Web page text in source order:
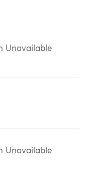
Unavailable
Unavailable